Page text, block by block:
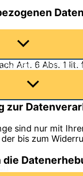
Menü
Menü
Daten
arbeiten
externen
erforderlich
Art. 6 Abs. 1
einer
zur
sind nur mit
bis zum